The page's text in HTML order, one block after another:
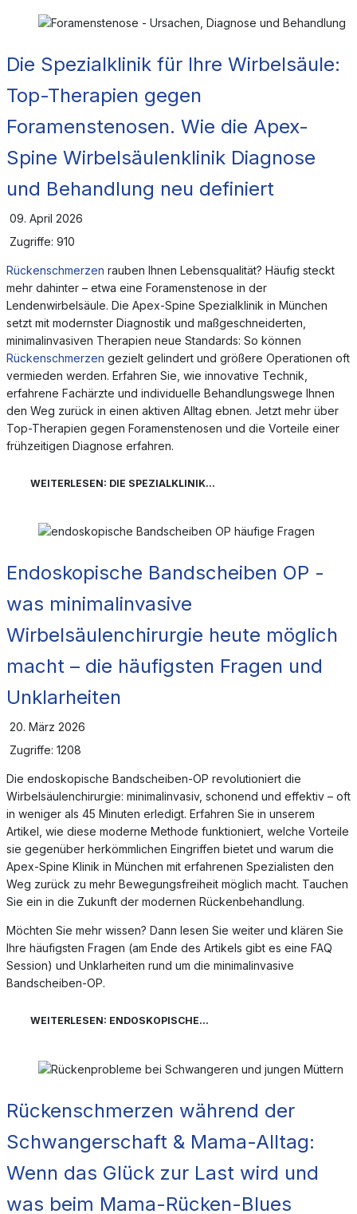
Die Spezialklinik für Ihre Wirbelsäule:
Top-Therapien gegen
Foramenstenosen. Wie die Apex-
Spine Wirbelsäulenklinik Diagnose
und Behandlung neu definiert
09. April 2026
Zugriffe: 910
Rückenschmerzen rauben Ihnen Lebensqualität? Häufig steckt
mehr dahinter – etwa eine Foramenstenose in der
Lendenwirbelsäule. Die Apex-Spine Spezialklinik in München
setzt mit modernster Diagnostik und maßgeschneiderten,
minimalinvasiven Therapien neue Standards: So können
Rückenschmerzen gezielt gelindert und größere Operationen oft
vermieden werden. Erfahren Sie, wie innovative Technik,
erfahrene Fachärzte und individuelle Behandlungswege Ihnen
den Weg zurück in einen aktiven Alltag ebnen. Jetzt mehr über
Top-Therapien gegen Foramenstenosen und die Vorteile einer
frühzeitigen Diagnose erfahren.
WEITERLESEN: DIE SPEZIALKLINIK...
Endoskopische Bandscheiben OP -
was minimalinvasive
Wirbelsäulenchirurgie heute möglich
macht – die häufigsten Fragen und
Unklarheiten
20. März 2026
Zugriffe: 1208
Die endoskopische Bandscheiben-OP revolutioniert die
Wirbelsäulenchirurgie: minimalinvasiv, schonend und effektiv – oft
in weniger als 45 Minuten erledigt. Erfahren Sie in unserem
Artikel, wie diese moderne Methode funktioniert, welche Vorteile
sie gegenüber herkömmlichen Eingriffen bietet und warum die
Apex-Spine Klinik in München mit erfahrenen Spezialisten den
Weg zurück zu mehr Bewegungsfreiheit möglich macht. Tauchen
Sie ein in die Zukunft der modernen Rückenbehandlung.
Möchten Sie mehr wissen? Dann lesen Sie weiter und klären Sie
Ihre häufigsten Fragen (am Ende des Artikels gibt es eine FAQ
Session) und Unklarheiten rund um die minimalinvasive
Bandscheiben-OP.
WEITERLESEN: ENDOSKOPISCHE...
Rückenschmerzen während der
Schwangerschaft & Mama-Alltag:
Wenn das Glück zur Last wird und
was beim Mama-Rücken-Blues